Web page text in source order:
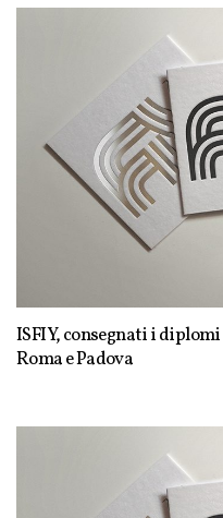
ISFIY, consegnati i
Roma e Padova